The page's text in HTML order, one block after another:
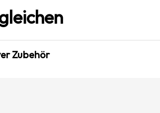
Zubehör